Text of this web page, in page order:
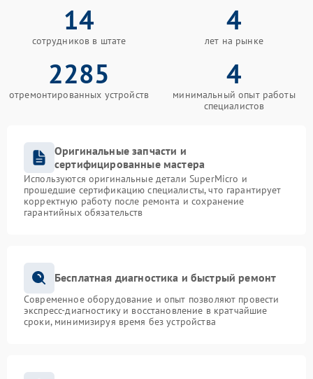
14
сотрудников в штате
4
лет на рынке
2285
отремонтированных устройств
4
минимальный опыт работы
специалистов
Оригинальные запчасти и
сертифицированные мастера
Используются оригинальные детали SuperMicro и
прошедшие сертификацию специалисты, что гарантирует
корректную работу после ремонта и сохранение
гарантийных обязательств
Бесплатная диагностика и быстрый ремонт
Современное оборудование и опыт позволяют провести
экспресс-диагностику и восстановление в кратчайшие
сроки, минимизируя время без устройства